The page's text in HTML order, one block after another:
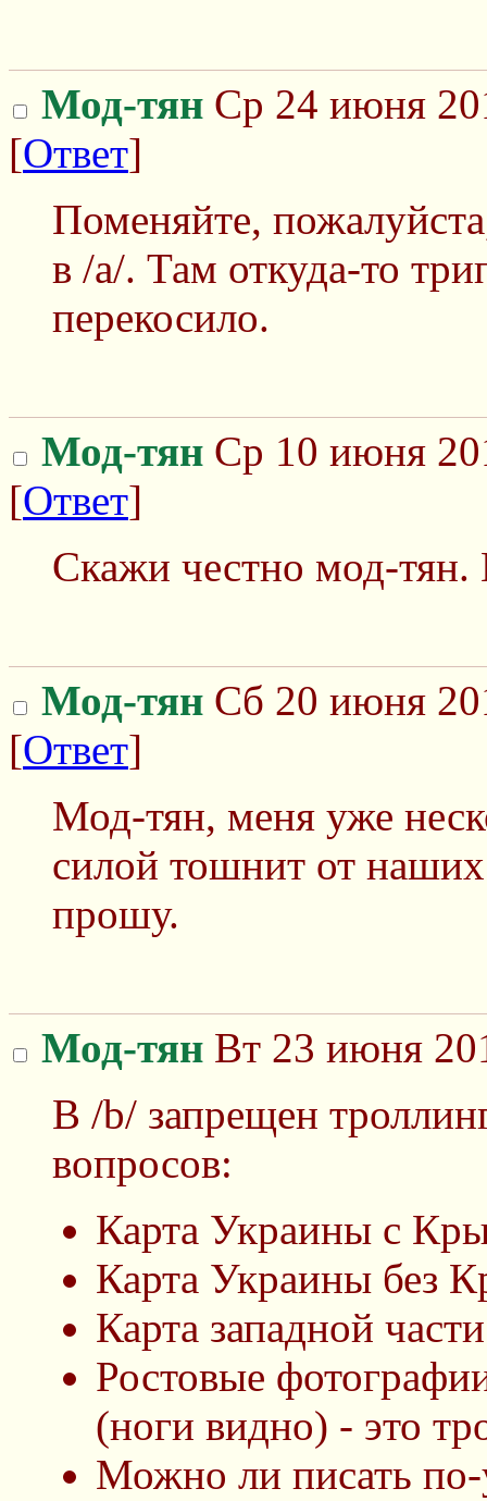
Мод-тян Ср 24 июня
[Ответ]
Поменяйте,
в /а/. Там откуда-то
перекосило.
Мод-тян Ср 10 июня
[Ответ]
Скажи честно мод-
Мод-тян Сб 20 июня
[Ответ]
Мод-тян, меня уже
силой тошнит от
прошу.
Мод-тян Вт 23 июня
В /b/ запрещен
вопросов:
Карта Украины с
Карта Украины без
Карта западной
Ростовые
(ноги видно) - это
Можно ли писать по-